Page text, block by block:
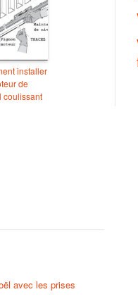
installer
de
coulissant
avec les prises